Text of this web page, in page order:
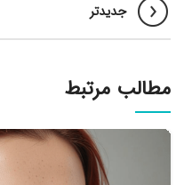
جدیدتر
مطالب مرتبط